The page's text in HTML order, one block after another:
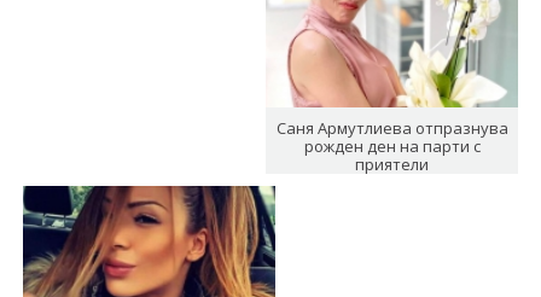
Саня Армутлиева отпразнува
рожден ден на парти с
приятели